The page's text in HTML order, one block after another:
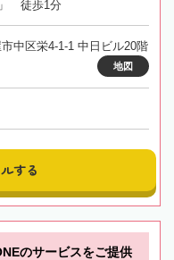
徒歩1分
中区栄4-1-1 中日ビル20階
地図
する
のサービスをご提供